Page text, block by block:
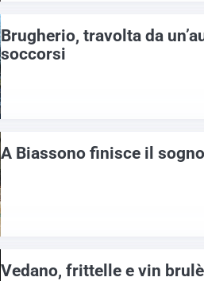
Brugherio, travolta da
soccorsi
A Biassono finisce il
Vedano, frittelle e vin